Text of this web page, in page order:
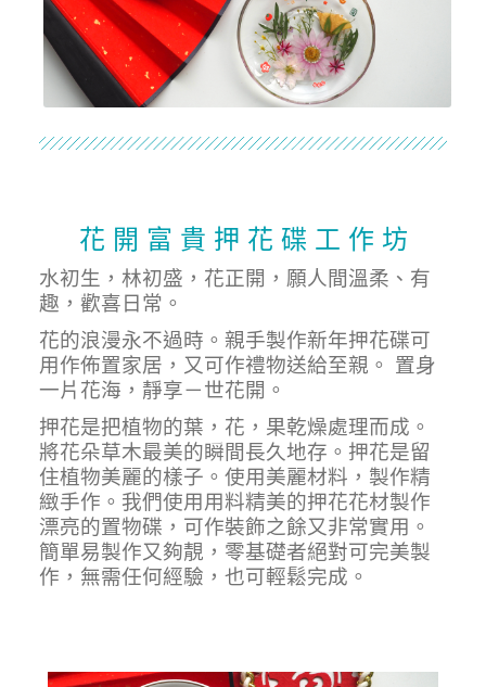
花 開 富 貴 押 花 碟 工 作 坊
水初生，林初盛，花正開，願人間溫柔、有
趣，歡喜日常。
花的浪漫永不過時。親手製作新年押花碟可
用作佈置家居，又可作禮物送給至親。 置身
一片花海，靜享－世花開。
押花是把植物的葉，花，果乾燥處理而成。
將花朵草木最美的瞬間長久地存。押花是留
住植物美麗的樣子。使用美麗材料，製作精
緻手作。我們使用用料精美的押花花材製作
漂亮的置物碟，可作裝飾之餘又非常實用。
簡單易製作又夠靚，零基礎者絕對可完美製
作，無需任何經驗，也可輕鬆完成。